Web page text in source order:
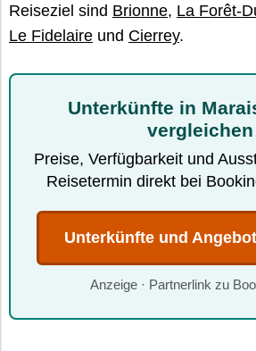
Reiseziel sind Brionne, La Forêt-
Le Fidelaire und Cierrey.
Unterkünfte in
vergleichen
Preise, Verfügbarkeit und
Reisetermin direkt bei
Unterkünfte und
Anzeige · Partnerlink zu